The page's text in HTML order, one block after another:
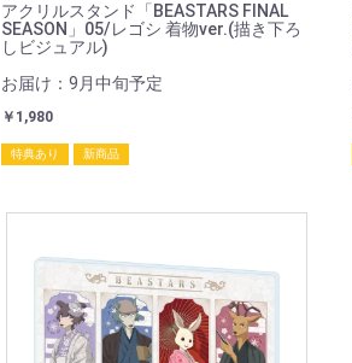
アクリルスタンド「BEASTARS FINAL
SEASON」05/レゴシ 着物ver.(描き下ろ
しビジュアル)
お届け：9月中旬予定
￥1,980
特典あり 新商品